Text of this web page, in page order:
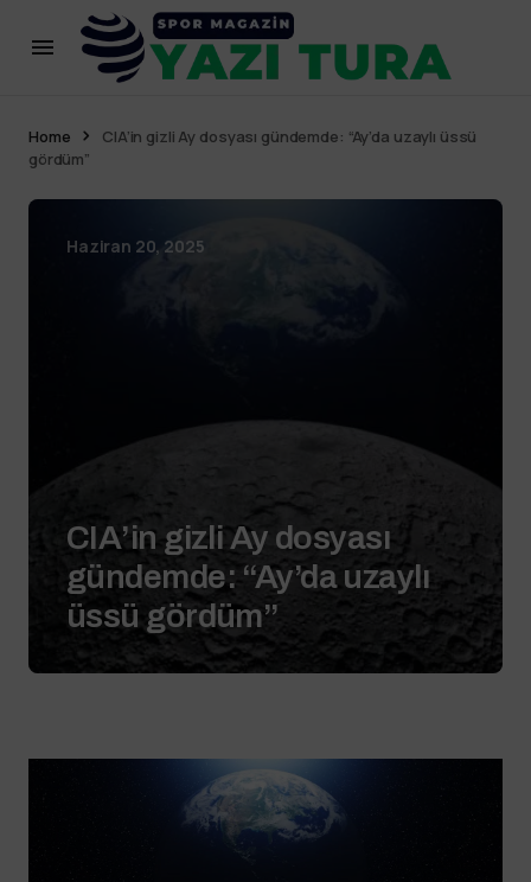
Home
CIA’in gizli Ay dosyası gündemde: “Ay’da uzaylı üssü
gördüm”
Haziran 20, 2025
CIA’in gizli Ay dosyası
gündemde: “Ay’da uzaylı
üssü gördüm”